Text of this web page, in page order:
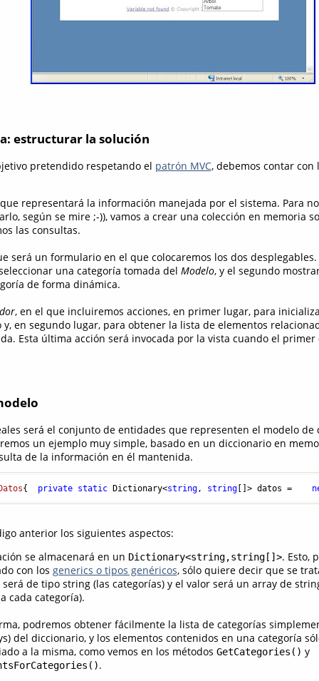
estructurar la solución
pretendido respetando el patrón MVC, debemos contar con
representará la información manejada por el sistema. Para
según se mire ;-)), vamos a crear una colección en memoria
las consultas.
será un formulario en el que colocaremos los dos
una categoría tomada del Modelo, y el segundo
de forma dinámica.
, en el que incluiremos acciones, en primer lugar, para
en segundo lugar, para obtener la lista de elementos
Esta última acción será invocada por la vista cuando el
será el conjunto de entidades que representen el modelo de
un ejemplo muy simple, basado en un diccionario en
de la información en él mantenida.
{ private static Dictionary<string , string []> datos =
anterior los siguientes aspectos:
se almacenará en un Dictionary<string,string[]>. Esto,
con los generics o tipos genéricos, sólo quiere decir que se
será de tipo string (las categorías) y el valor será un array de
cada categoría).
podremos obtener fácilmente la lista de categorías
del diccionario, y los elementos contenidos en una categoría
a la misma, como vemos en los métodos GetCategories() y
.